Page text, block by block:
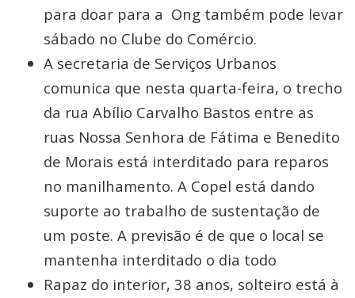
para doar para a Ong também pode levar
sábado no Clube do Comércio.
A secretaria de Serviços Urbanos
comunica que nesta quarta-feira, o trecho
da rua Abílio Carvalho Bastos entre as
ruas Nossa Senhora de Fátima e Benedito
de Morais está interditado para reparos
no manilhamento. A Copel está dando
suporte ao trabalho de sustentação de
um poste. A previsão é de que o local se
mantenha interditado o dia todo
Rapaz do interior, 38 anos, solteiro está à